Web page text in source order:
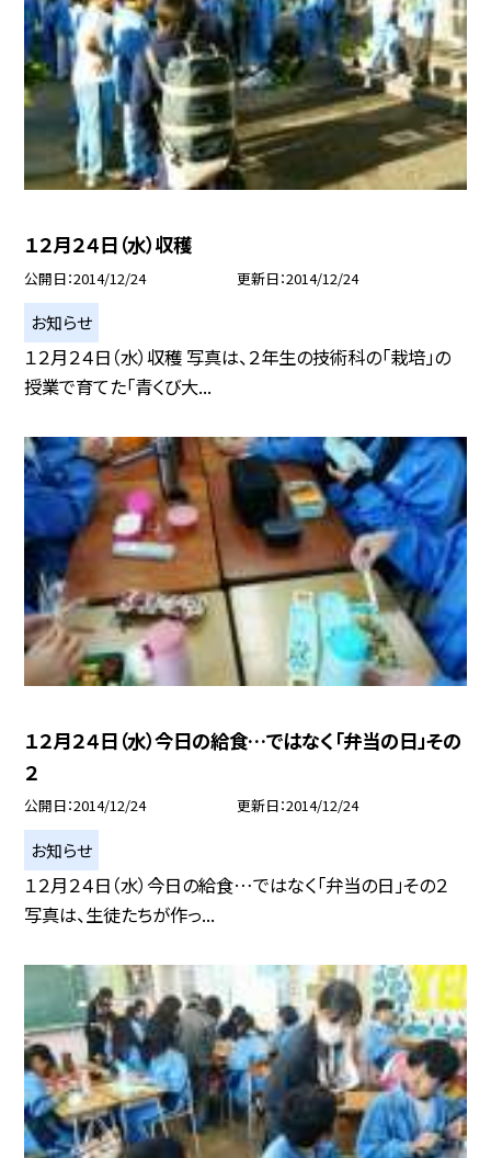
１２月２４日（水）収穫
公開日 2014/12/24 更新日 2014/12/24
お知らせ
１２月２４日（水）収穫 写真は、２年生の技術科の「栽培」の
授業で育てた「青くび大...
１２月２４日（水）今日の給食…ではなく「弁当の日」その
２
公開日 2014/12/24 更新日 2014/12/24
お知らせ
１２月２４日（水）今日の給食…ではなく「弁当の日」その２
写真は、生徒たちが作っ...